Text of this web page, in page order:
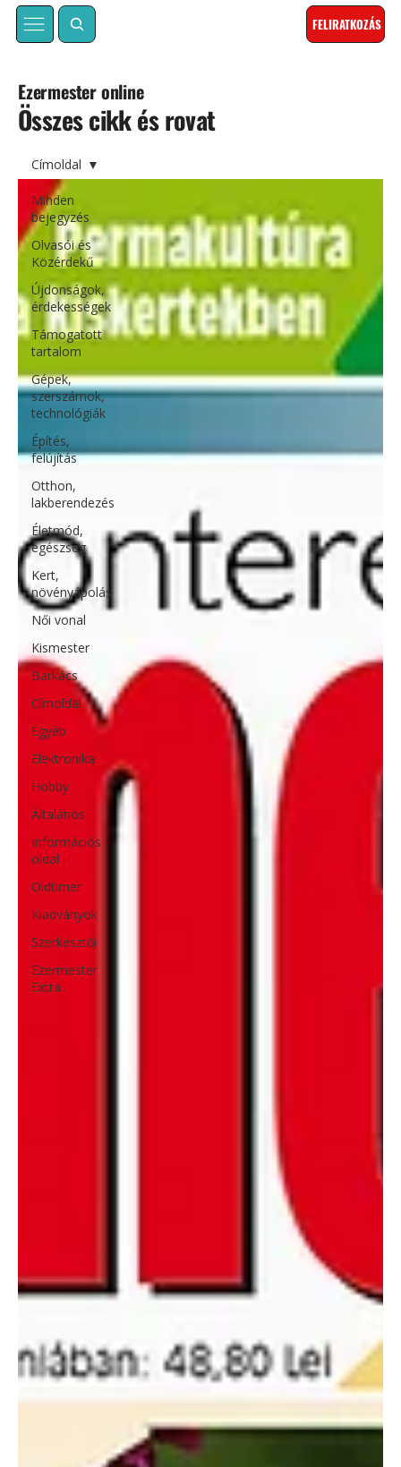
FELIRATKOZÁS
Összes cikk és rovat
Ezermester online
Minden
bejegyzés
Olvasói és
Közérdekű
Újdonságok,
érdekességek
Támogatott
tartalom
Gépek,
szerszámok,
technológiák
Építés,
felújítás
Otthon,
lakberendezés
Életmód,
egészség
Kert,
növényápolás
Női vonal
Kismester
Barkács
Címoldal
Egyéb
Elektronika
Hobby
Általános
Információs
oldal
Oldtimer
Kiadványok
Szerkesztői
Ezermester
Extra
Címoldal